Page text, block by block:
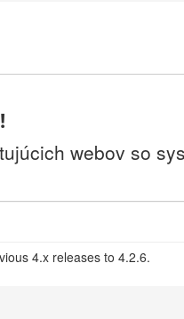
webov so
4.x releases to 4.2.6.